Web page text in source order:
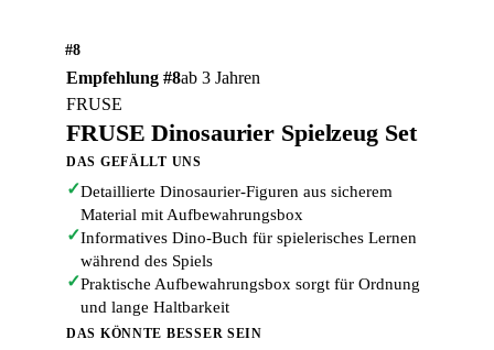
#8
Empfehlung #8ab 3 Jahren
FRUSE
FRUSE Dinosaurier Spielzeug Set
DAS GEFÄLLT UNS
✓Detaillierte Dinosaurier-Figuren aus sicherem
Material mit Aufbewahrungsbox
✓Informatives Dino-Buch für spielerisches Lernen
während des Spiels
✓Praktische Aufbewahrungsbox sorgt für Ordnung
und lange Haltbarkeit
DAS KÖNNTE BESSER SEIN